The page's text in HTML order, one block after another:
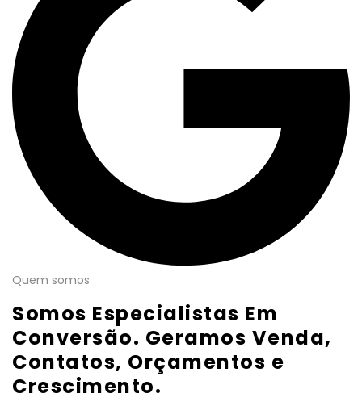
Quem somos
Somos Especialistas Em
Conversão. Geramos Venda,
Contatos, Orçamentos e
Crescimento.